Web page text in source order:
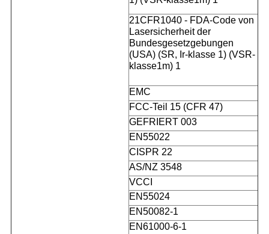
21CFR1040 - FDA-Code von
Lasersicherheit der
Bundesgesetzgebungen
(USA) (SR, Ir-klasse 1) (VSR-
klasse1m) 1
EMC
FCC-Teil 15 (CFR 47)
GEFRIERT 003
EN55022
CISPR 22
AS/NZ 3548
VCCI
EN55024
EN50082-1
EN61000-6-1